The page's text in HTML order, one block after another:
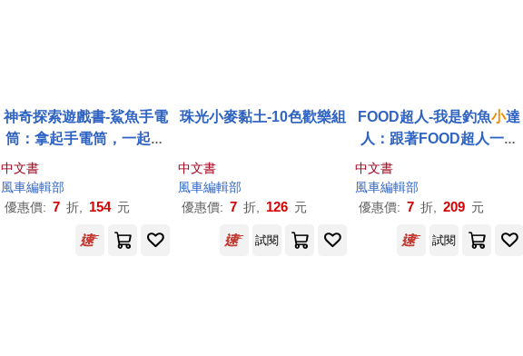
神奇探索遊戲書-鯊魚手電
筒：拿起手電筒，一起展
開一場
中文書
風車編輯部
優惠價: 7 折, 154 元
珠光小麥黏土-10色歡樂組
中文書
風車編輯部
優惠價: 7 折, 126 元
FOOD超人-我是釣魚小達
人：跟著FOOD超人一起
成為釣魚
中文書
風車編輯部
優惠價: 7 折, 209 元
試閱 試閱